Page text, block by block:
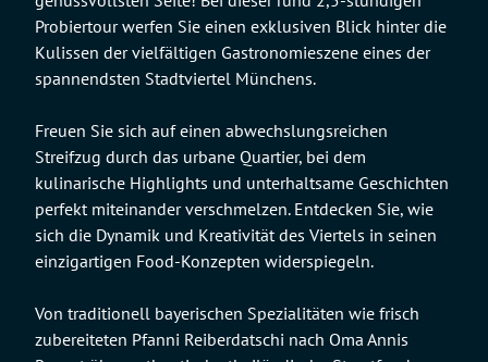
Probiertour werfen Sie einen exklusiven Blick hinter die
Kulissen der vielfältigen Gastronomieszene eines der
spannendsten Stadtviertel Münchens.
Freuen Sie sich auf einen abwechslungsreichen
Streifzug durch das urbane Quartier, bei dem
kulinarische Highlights und unterhaltsame Geschichten
perfekt miteinander verschmelzen. Entdecken Sie, wie
sich die Dynamik und Kreativität des Viertels in seinen
einzigartigen Food-Konzepten widerspiegeln.
Von traditionell bayerischen Spezialitäten wie frisch
zubereiteten Pfanni Reiberdatschi nach Oma Annis